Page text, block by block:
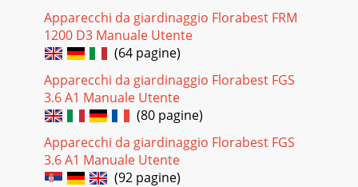
Apparecchi da giardinaggio Florabest FRM
1200 D3 Manuale Utente
(64 pagine)
Apparecchi da giardinaggio Florabest FGS
3.6 A1 Manuale Utente
(80 pagine)
Apparecchi da giardinaggio Florabest FGS
3.6 A1 Manuale Utente
(92 pagine)